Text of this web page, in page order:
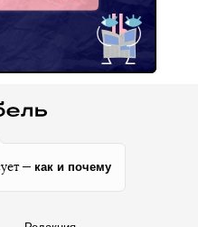
— как и почему